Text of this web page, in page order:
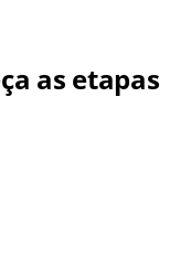
as etapas